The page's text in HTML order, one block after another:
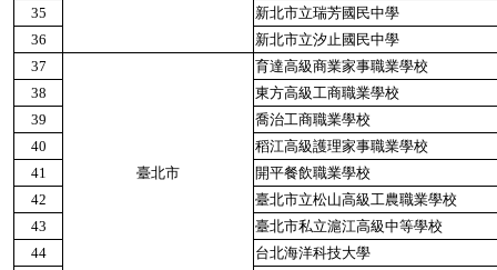
35
新北市立瑞芳國民中學
36
新北市立汐止國民中學
37
臺北市
育達高級商業家事職業學校
38
東方高級工商職業學校
39
喬治工商職業學校
40
稻江高級護理家事職業學校
41
開平餐飲職業學校
42
臺北市立松山高級工農職業學校
43
臺北市私立滬江高級中等學校
44
台北海洋科技大學